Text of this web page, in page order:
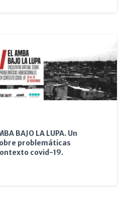
BAJO LA LUPA. Un
problemáticas
covid-19.